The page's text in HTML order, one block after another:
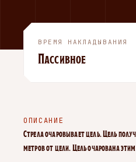
ВРЕМЯ НАКЛАДЫВАНИЯ
Пассивное
ОПИСАНИЕ
Стрела очаровывает цель. Цель
метров от цели. Цель очарована